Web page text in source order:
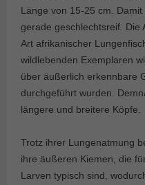
Länge von 15-25 cm.
gerade geschlechtsreif. Die
Art afrikanischer
wildlebenden Exemplaren
über äußerlich erkennbare
durchgeführt wurden.
längere und breitere Köpfe.
Trotz ihrer Lungenatmung
ihre äußeren Kiemen, die
Larven typisch sind,